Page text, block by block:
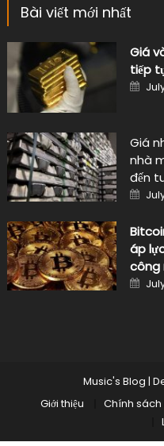
Bài viết mới nhất
Giá
tiếp
on
Giá
nhà
đến
on
áp
công
on
Music's Blog |
Giới thiệu
Chính sách